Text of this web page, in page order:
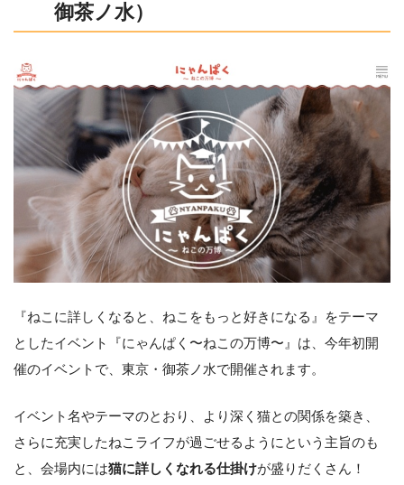
御茶ノ水）
『ねこに詳しくなると、ねこをもっと好きになる』をテーマ
としたイベント『にゃんぱく〜ねこの万博〜』は、今年初開
催のイベントで、東京・御茶ノ水で開催されます。
イベント名やテーマのとおり、より深く猫との関係を築き、
さらに充実したねこライフが過ごせるようにという主旨のも
と、会場内には猫に詳しくなれる仕掛けが盛りだくさん！